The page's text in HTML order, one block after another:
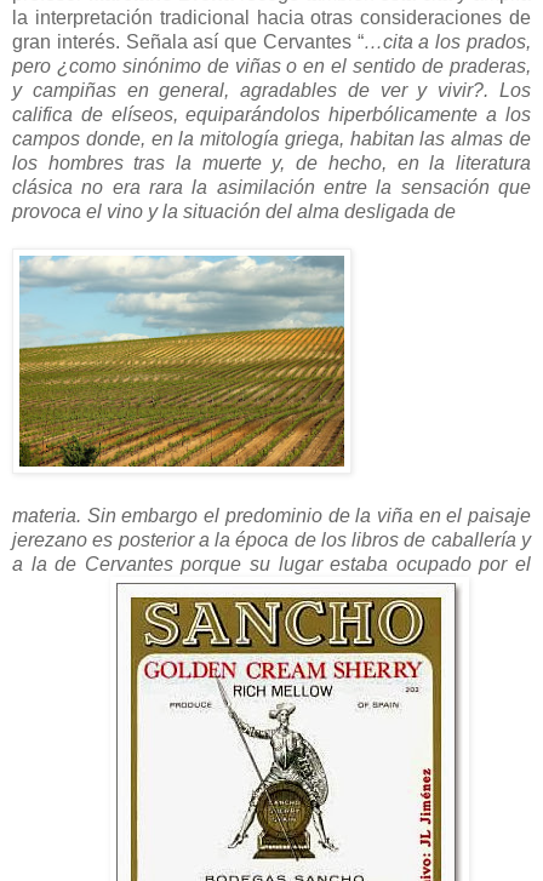
la interpretación tradicional hacia otras consideraciones de
gran interés. Señala así que Cervantes “…cita a los prados,
pero ¿como sinónimo de viñas o en el sentido de praderas,
y campiñas en general, agradables de ver y vivir?. Los
califica de elíseos, equiparándolos hiperbólicamente a los
campos donde, en la mitología griega, habitan las almas de
los hombres tras la muerte y, de hecho, en la literatura
clásica no era rara la asimilación entre la sensación que
provoca el vino y la situación del alma desligada de
materia. Sin embargo el predominio de la viña en el paisaje
jerezano es posterior a la época de los libros de caballería y
a la de Cervantes porque su lugar estaba ocupado por el